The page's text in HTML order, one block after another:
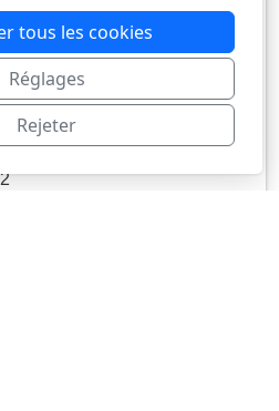
tous les cookies
Réglages
Rejeter